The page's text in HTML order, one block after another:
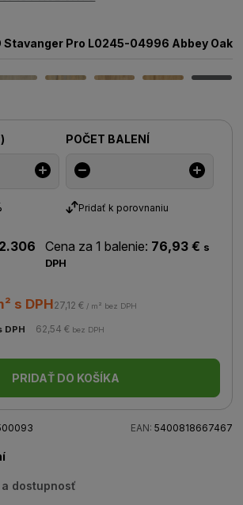
Stavanger Pro L0245-04996 Abbey Oak
) POČET BALENÍ
Pridať k porovnaniu
2.306
Cena za 1 balenie: 76,93 € s
DPH
s DPH27,12 € / m² bez DPH
DPH 62,54 € bez DPH
PRIDAŤ DO KOŠÍKA
EAN: 5400818667467
dostupnosť